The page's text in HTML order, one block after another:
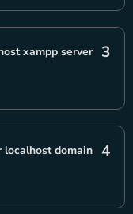
3
xampp server
4
localhost domain